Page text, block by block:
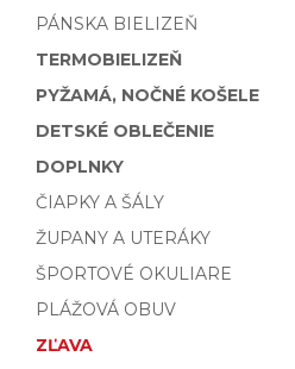
PÁNSKA BIELIZEŇ
TERMOBIELIZEŇ
PYŽAMÁ, NOČNÉ KOŠELE
DETSKÉ OBLEČENIE
DOPLNKY
ČIAPKY A ŠÁLY
ŽUPANY A UTERÁKY
ŠPORTOVÉ OKULIARE
PLÁŽOVÁ OBUV
ZĽAVA